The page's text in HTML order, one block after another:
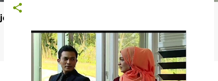
join admya di FB
Admya blogspot